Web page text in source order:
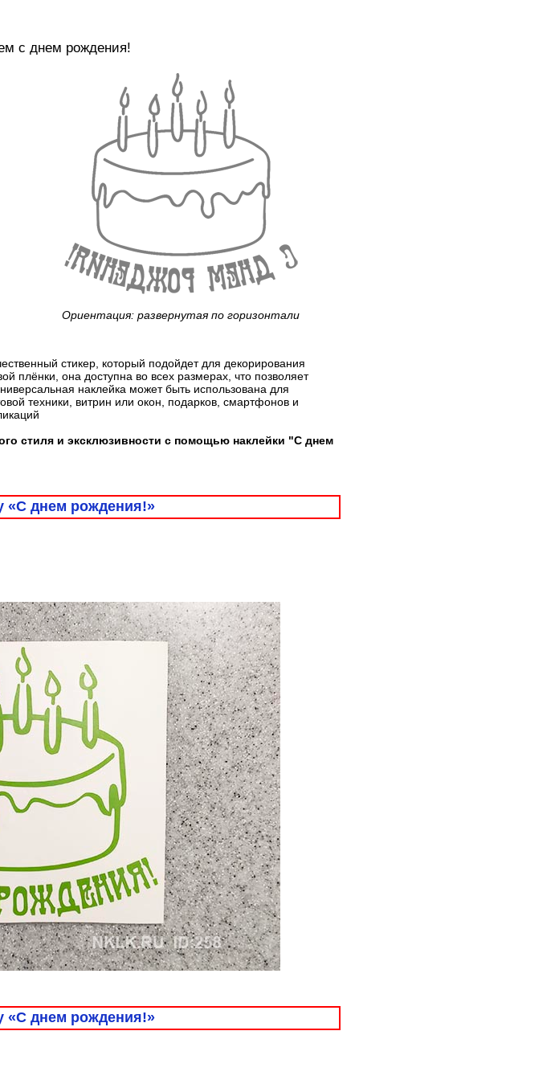
с днем рождения!
Ориентация: развернутая по горизонтали
стикер, который подойдет для декорирования
плёнки, она доступна во всех размерах, что позволяет
наклейка может быть использована для
техники, витрин или окон, подарков, смартфонов и
стиля и эксклюзивности с помощью наклейки "С днем
«С днем рождения!»
«С днем рождения!»